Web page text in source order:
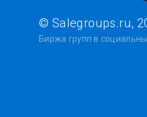
© Salegroups.ru,
Биржа групп в